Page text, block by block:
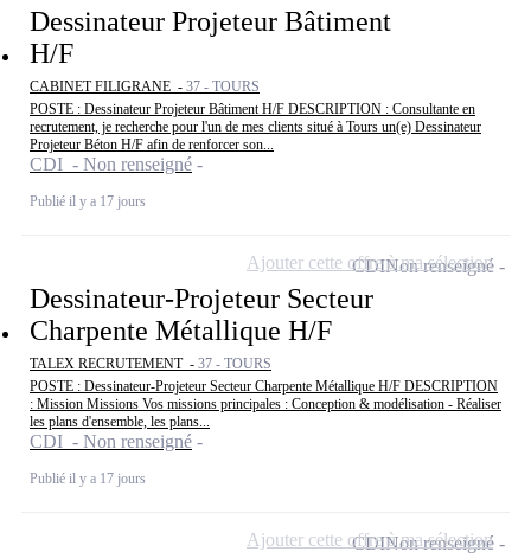
Dessinateur Projeteur Bâtiment
H/F
CABINET FILIGRANE - 37 - TOURS
POSTE : Dessinateur Projeteur Bâtiment H/F DESCRIPTION : Consultante en
recrutement, je recherche pour l'un de mes clients situé à Tours un(e) Dessinateur
Projeteur Béton H/F afin de renforcer son...
CDI - Non renseigné
Publié il y a 17 jours
Dessinateur-Projeteur Secteur
Charpente Métallique H/F
TALEX RECRUTEMENT - 37 - TOURS
POSTE : Dessinateur-Projeteur Secteur Charpente Métallique H/F DESCRIPTION
: Mission Missions Vos missions principales : Conception & modélisation - Réaliser
les plans d'ensemble, les plans...
CDI - Non renseigné
Publié il y a 17 jours
CDINon renseigné
Ajouter cette offre à ma sélection
CDINon renseigné
Ajouter cette offre à ma sélection